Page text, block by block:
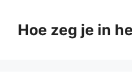
naarHoe zeg je in